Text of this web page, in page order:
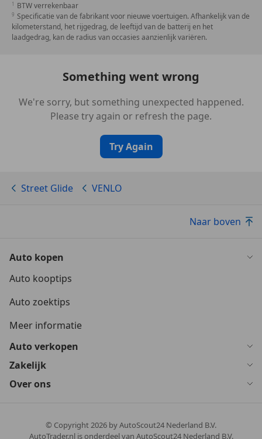
BTW verrekenbaar
Specificatie van de fabrikant voor nieuwe voertuigen. Afhankelijk van de
kilometerstand, het rijgedrag, de leeftijd van de batterij en het
laadgedrag, kan de radius van occasies aanzienlijk variëren.
Something went wrong
We're sorry, but something unexpected happened.
Please try again or refresh the page.
Try Again
Street Glide VENLO
Naar boven
Auto kopen
Auto kooptips
Auto zoektips
Meer informatie
Auto verkopen
Zakelijk
Over ons
© Copyright2026 by AutoScout24 Nederland B.V.
AutoTrader.nl is onderdeel van AutoScout24 Nederland B.V.